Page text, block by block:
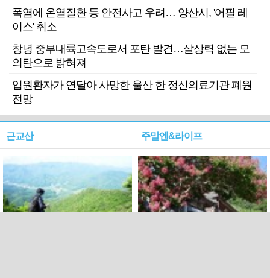
폭염에 온열질환 등 안전사고 우려… 양산시, '어필 레
이스' 취소
창녕 중부내륙고속도로서 포탄 발견…살상력 없는 모
의탄으로 밝혀져
입원환자가 연달아 사망한 울산 한 정신의료기관 폐원
전망
근교산 주말엔&라이프